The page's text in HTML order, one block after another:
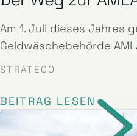
Am 1. Juli dieses Jahres
Geldwäschebehörde
STRATECO
BEITRAG LESEN